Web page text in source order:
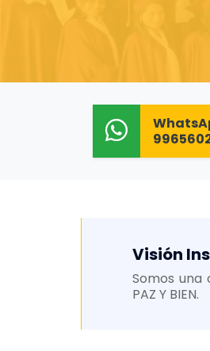
Visión
Somos una
PAZ Y BIEN.